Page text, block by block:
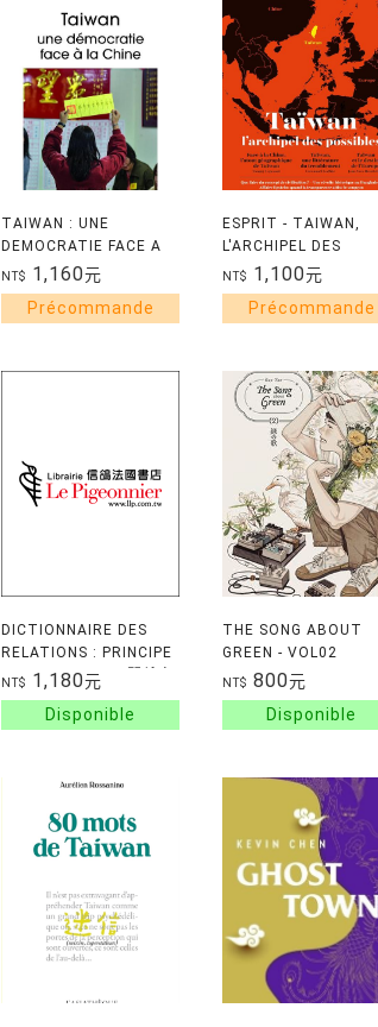
TAIWAN : UNE
DEMOCRATIE FACE A
LA CHINE
NT$ 1,160元
ESPRIT - TAIWAN,
L'ARCHIPEL DES
POSSIBLES - AVRIL
2026
NT$ 1,100元
DICTIONNAIRE DES
RELATIONS : PRINCIPE
DES RELATIONS 關係字
典 : 關係原理
DICTIONARY OF
RELATIONS
NT$ 1,180元
THE SONG ABOUT
GREEN - VOL02
NT$ 800元